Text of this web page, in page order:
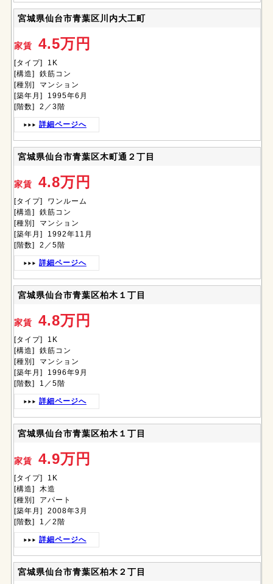
宮城県仙台市青葉区川内大工町
家賃 4.5万円
[タイプ] 1K
[構造] 鉄筋コン
[種別] マンション
[築年月] 1995年6月
[階数] 2／3階
詳細ページへ
宮城県仙台市青葉区木町通２丁目
家賃 4.8万円
[タイプ] ワンルーム
[構造] 鉄筋コン
[種別] マンション
[築年月] 1992年11月
[階数] 2／5階
詳細ページへ
宮城県仙台市青葉区柏木１丁目
家賃 4.8万円
[タイプ] 1K
[構造] 鉄筋コン
[種別] マンション
[築年月] 1996年9月
[階数] 1／5階
詳細ページへ
宮城県仙台市青葉区柏木１丁目
家賃 4.9万円
[タイプ] 1K
[構造] 木造
[種別] アパート
[築年月] 2008年3月
[階数] 1／2階
詳細ページへ
宮城県仙台市青葉区柏木２丁目